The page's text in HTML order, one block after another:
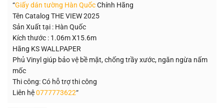
1.500.000₫.
là:
1.250.000₫.
“Giấy dán tường Hàn QuốcChính Hãng
Tên Catalog THE VIEW 2025
Sản Xuất tại : Hàn Quốc
Kích thước : 1.06m X15.6m
Hãng KS WALLPAPER
Phủ Vinyl giúp bảo vệ bề mặt, chống trầy xước, ngăn ngừa nấm
mốc
Thi công: Có hỗ trợ thi công
Liên hệ0777773622“